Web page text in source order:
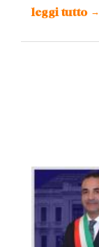
leggi tutto →